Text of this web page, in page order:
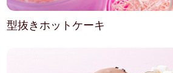
型抜きホットケーキ